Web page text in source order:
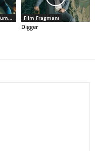
Film Eleştirisi ve Yorumlar Film Fragmanı
Digger